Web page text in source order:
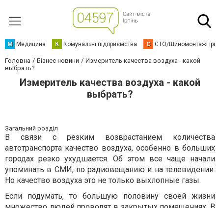
М Медицина К Комунальні підприємства С СТО/Шиномонтажі
Головна Бізнес новини
Измеритель качества воздуха - какой
выбрать?
Измеритель качества воздуха - какой
выбрать?
Загальний розділ
В связи с резким возврастанием количества
автотранспорта качество воздуха, особенно в больших
городах резко ухудшается. Об этом все чаще начали
упоминать в СМИ, по радиовещанию и на телевидении.
Но качество воздуха это не только выхлопные газы.
Если подумать, то большую половину своей жизни